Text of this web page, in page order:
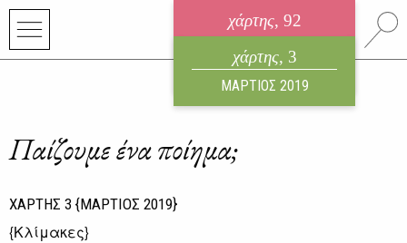
χάρτης, 92
ηλεκτρονικό περιοδικό
ΑΥΓΟΥΣΤΟΣ 2026
χάρτης, 3
ΜΑΡΤΙΟΣ 2019
Παίζουμε ένα ποίημα;
ΧΑΡΤΗΣ 3 {ΜΑΡΤΙΟΣ 2019}
{Κλίμακες}